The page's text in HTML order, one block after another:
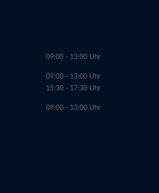
09:00 - 13:00 Uhr
09:00 - 13:00 Uhr
15:30 - 17:30 Uhr
09:00 - 13:00 Uhr